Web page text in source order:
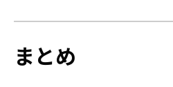
まとめ